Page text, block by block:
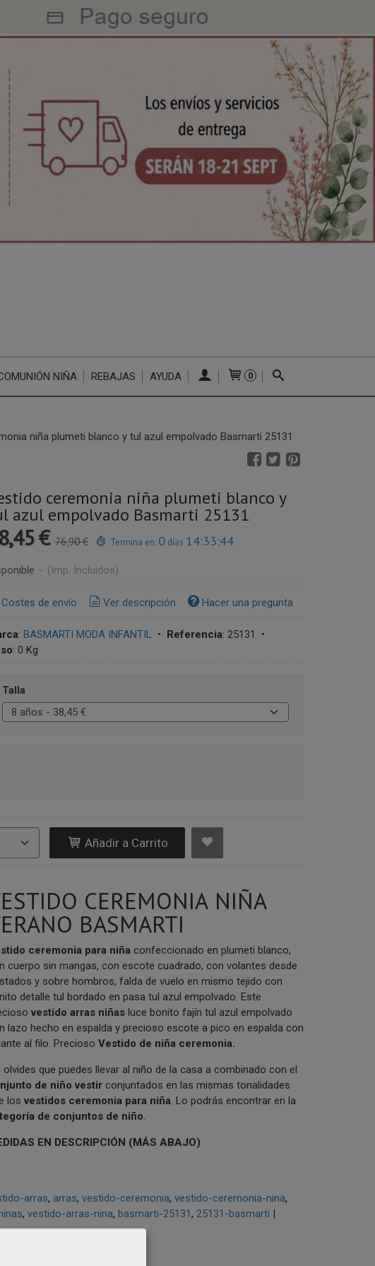
NIÑA REBAJAS AYUDA 0
niña plumeti blanco y tul azul empolvado Basmarti 25131
ceremonia niña plumeti blanco y
azul empolvado Basmarti 25131
€ 76,90 € Termina en: 0 días 14:33:43
- (Imp. Incluidos)
Costes de envío Ver descripción Hacer una pregunta
: BASMARTI MODA INFANTIL • Referencia: 25131
•
: 0 Kg
Talla
Añadir a Carrito
CEREMONIA NIÑA
BASMARTI
ceremonia para niñaconfeccionado en plumeti blanco,
cuerpo sin mangas, con escote cuadrado, con volantes desde
y sobre hombros, falda de vuelo en mismo tejido con
detalle tul bordado en pasa tul azul empolvado. Este
vestido arras niñasluce bonito fajín tul azul empolvado
lazo hecho en espalda y precioso escote a pico en espalda con
al filo. Precioso Vestido de niña ceremonia.
olvides que puedes llevar al niño de la casa a combinado con el
de niño vestir conjuntados en las mismas tonalidades
los vestidos ceremonia para niña. Lo podrás encontrar en la
de conjuntos de niño.
EN DESCRIPCIÓN (MÁS ABAJO)
arras arras vestido-ceremonia vestido-ceremonia-nina
vestido-arras-nina basmarti-25131 25131-basmarti |